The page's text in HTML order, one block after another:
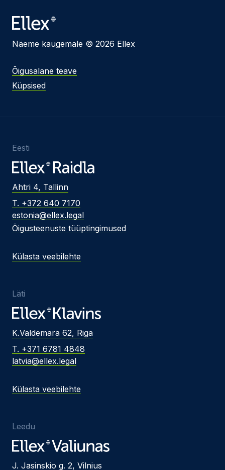
Näeme kaugemale © 2026 Ellex
Õigusalane teave
Küpsised
Eesti
Ahtri 4, Tallinn
T. +372 640 7170
estonia@ellex.legal
Õigusteenuste tüüptingimused
Külasta veebilehte
Läti
K.Valdemara 62, Riga
T. +371 6781 4848
latvia@ellex.legal
Külasta veebilehte
Leedu
J. Jasinskio g. 2, Vilnius